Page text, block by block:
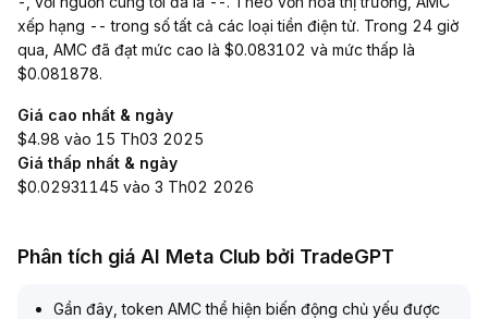
xếp hạng -- trong số tất cả các loại tiền điện tử. Trong 24 giờ
qua, AMC đã đạt mức cao là $0.083102 và mức thấp là
$0.081878.
Giá cao nhất & ngày
$4.98 vào 15 Th03 2025
Giá thấp nhất & ngày
$0.02931145 vào 3 Th02 2026
Phân tích giá AI Meta Club bởi TradeGPT
Gần đây, token AMC thể hiện biến động chủ yếu được